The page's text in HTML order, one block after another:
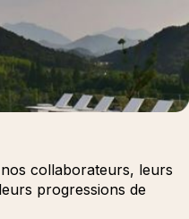
collaborateurs, leurs
progressions de